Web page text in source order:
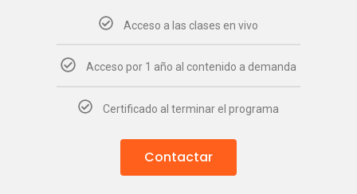
Acceso a las clases en vivo
Acceso por 1 año al contenido a demanda
Certificado al terminar el programa
Contactar